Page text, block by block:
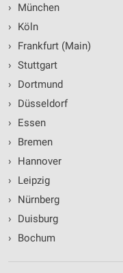
›
München
›
Köln
›
Frankfurt (Main)
› Stuttgart
›
Dortmund
›
Düsseldorf
›
Essen
›
Bremen
›
Hannover
›
Leipzig
›
Nürnberg
›
Duisburg
›
Bochum